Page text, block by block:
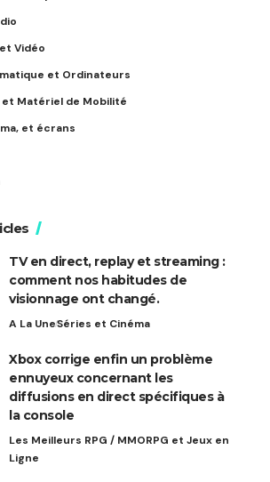
Vidéo
et Ordinateurs
Matériel de Mobilité
et écrans
TV en direct, replay et streaming :
comment nos habitudes de
visionnage ont changé.
A La UneSéries et Cinéma
Xbox corrige enfin un problème
ennuyeux concernant les
diffusions en direct spécifiques à
la console
Les Meilleurs RPG / MMORPG et Jeux en
Ligne